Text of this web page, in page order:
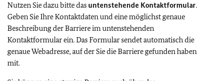
Nutzen Sie dazu bitte das untenstehende Kontaktformular.
Geben Sie Ihre Kontaktdaten und eine möglichst genaue
Beschreibung der Barriere im untenstehenden
Kontaktformular ein. Das Formular sendet automatisch die
genaue Webadresse, auf der Sie die Barriere gefunden haben
mit.